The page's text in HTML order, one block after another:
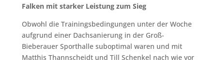
Falken mit starker Leistung zum Sieg
Obwohl die Trainingsbedingungen unter der Woche
aufgrund einer Dachsanierung in der Groß-
Bieberauer Sporthalle suboptimal waren und mit
Matthis Thannscheidt und Till Schenkel nach wie vor